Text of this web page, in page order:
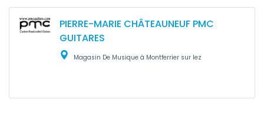
PIERRE-MARIE CHÂTEAUNEUF PMC
GUITARES
Magasin De Musique à Montferrier sur lez